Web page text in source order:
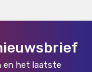
en het laatste